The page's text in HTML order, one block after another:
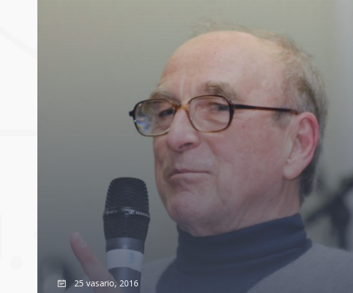
25 vasario, 2016